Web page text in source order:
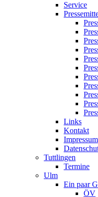
Service
Links
Kontakt
Impressum
Tuttlingen
Termine
Ulm
Ein paar
ÖV